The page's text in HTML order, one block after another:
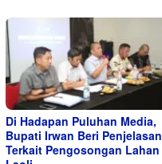
Di Hadapan Puluhan Media,
Bupati Irwan Beri Penjelasan
Terkait Pengosongan Lahan